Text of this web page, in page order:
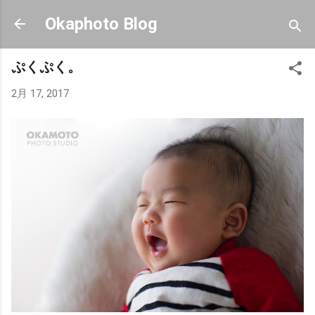
スキップしてメイン コンテンツに移動
Okaphoto Blog
ぷくぷく。
2月 17, 2017